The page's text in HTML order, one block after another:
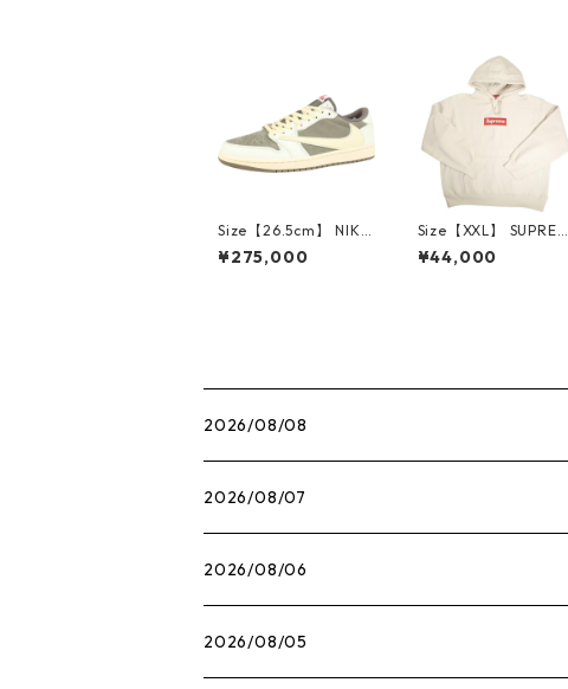
Size【26.5cm】 NIKE
ナイキ ×Travis Scott
AIR JORDAN 1 LOW
¥275,000
Size【XXL】 SUPREM
E シュプリーム 24AW
Box Logo Hooded Sw
¥44,000
2026/08/08
2026/08/07
2026/08/06
2026/08/05